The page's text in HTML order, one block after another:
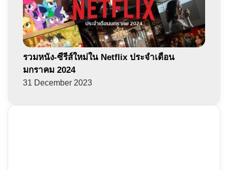
รวมหนัง-ซีรีส์ใหม่ใน Netflix ประจำเดือน
มกราคม 2024
31 December 2023